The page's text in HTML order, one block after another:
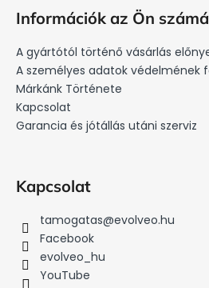
Információk az Ön
A gyártótól történő vásárlás
A személyes adatok védelmének
Márkánk Története
Kapcsolat
Garancia és jótállás utáni szerviz
Kapcsolat
tamogatas@evolveo.hu
Facebook
evolveo_hu
YouTube